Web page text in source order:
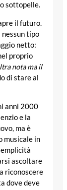
sottopelle.
il futuro.
nessun tipo
netto:
proprio
nota ma il
di stare al
anni 2000
e la
ma è
musicale in
ascoltare
riconoscere
dove deve